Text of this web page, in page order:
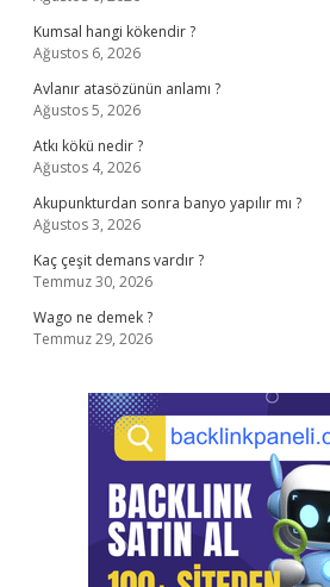
Kumsal hangi kökendir ?
Ağustos 6, 2026
Avlanır atasözünün anlamı ?
Ağustos 5, 2026
Atkı kökü nedir ?
Ağustos 4, 2026
Akupunkturdan sonra banyo yapılır mı ?
Ağustos 3, 2026
Kaç çeşit demans vardır ?
Temmuz 30, 2026
Wago ne demek ?
Temmuz 29, 2026